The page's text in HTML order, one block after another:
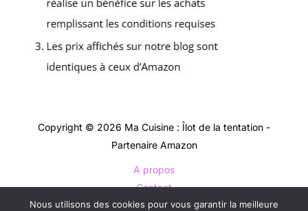
Copyright © 2026 Ma Cuisine : Îlot de la tentation -
Partenaire Amazon
A propos
Contact
Plan du site
Nous utilisons des cookies pour vous garantir la meilleure